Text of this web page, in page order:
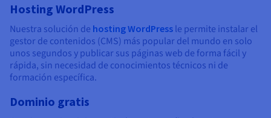
Hosting WordPress
Nuestra solución de hosting WordPress le permite instalar el
gestor de contenidos (CMS) más popular del mundo en solo
unos segundos y publicar sus páginas web de forma fácil y
rápida, sin necesidad de conocimientos técnicos ni de
formación específica.
Dominio gratis